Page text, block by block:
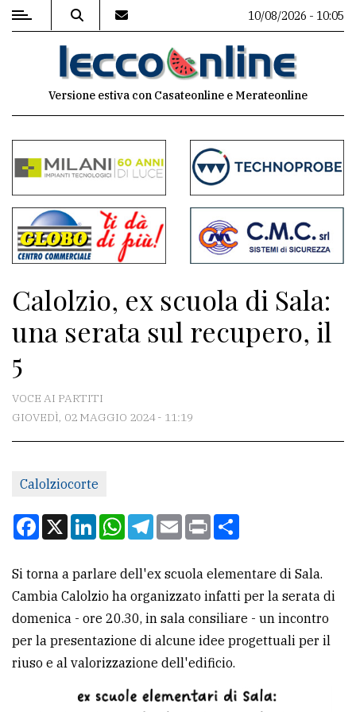
MENU
commenti
Contenuti
del
sito
Meteo
CONTATTI
La
redazione
Per
tua
CERCA
Cerca
per
10/08/2026 - 10:05
Versione estiva con Casateonline e Merateonline
Calolzio, ex scuola di Sala:
una serata sul recupero, il
5
VOCE AI PARTITI
GIOVEDÌ, 02 MAGGIO 2024 - 11:19
Calolziocorte
Facebook
X LinkedInWhatsApp
Telegram
EmailPrint
Si torna a parlare dell'ex scuola elementare di Sala.
Cambia Calolzio ha organizzato infatti per la serata di
domenica - ore 20.30, in sala consiliare - un incontro
per la presentazione di alcune idee progettuali per il
riuso e al valorizzazione dell'edificio.